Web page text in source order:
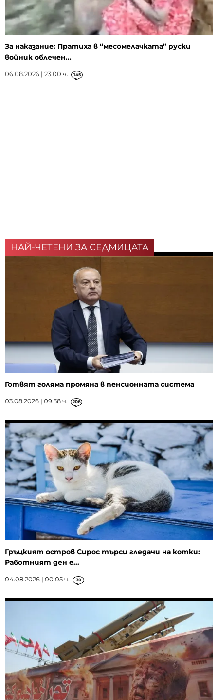
За наказание: Пратиха в “месомелачката” руски
войник облечен...
06.08.2026 | 23:00 ч. 145
НАЙ-ЧЕТЕНИ ЗА СЕДМИЦАТА
Готвят голяма промяна в пенсионната система
03.08.2026 | 09:38 ч. 206
Гръцкият остров Сирос търси гледачи на котки:
Работният ден е...
04.08.2026 | 00:05 ч. 30